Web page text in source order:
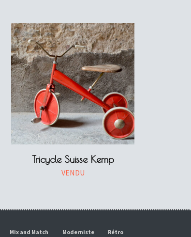
Tricycle Suisse Kemp
VENDU
Mix and Match Moderniste Rétro